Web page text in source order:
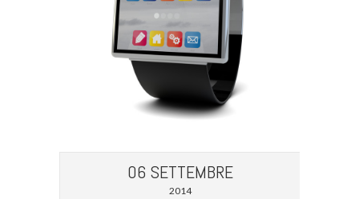
06 SETTEMBRE
2014